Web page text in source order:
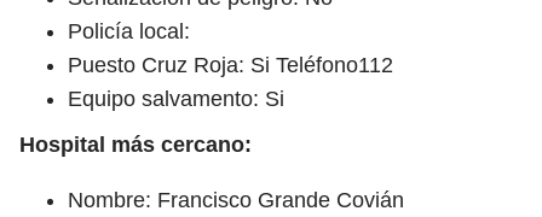
Policía local:
Puesto Cruz Roja: Si Teléfono112
Equipo salvamento: Si
Hospital más cercano:
Nombre: Francisco Grande Covián